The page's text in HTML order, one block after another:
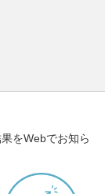
をWebでお知ら